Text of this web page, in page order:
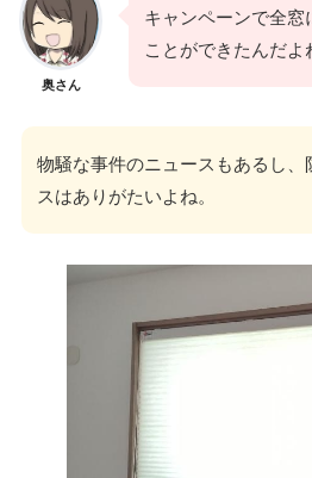
奥さん
キャンペーンで全窓
ことができたんだよ
物騒な事件のニュースもあるし、
スはありがたいよね。